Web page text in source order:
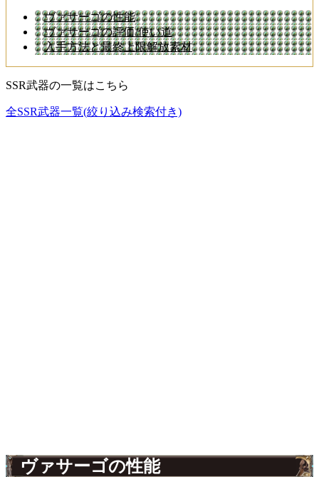
ヴァサーゴの性能
ヴァサーゴの評価/使い道
入手方法と最終上限解放素材
SSR武器の一覧はこちら
全SSR武器一覧(絞り込み検索付き)
ヴァサーゴの性能